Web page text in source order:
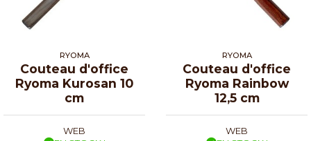
RYOMA
Couteau d'office
Ryoma Kurosan 10
cm
WEB
RYOMA
Couteau d'office
Ryoma Rainbow
12,5 cm
WEB